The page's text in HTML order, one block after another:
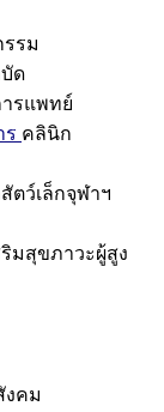
รม
ด
รแพทย์
ร คลินิก
ตว์เล็กจุฬาฯ
มสุขภาวะผู้สูง
งคม